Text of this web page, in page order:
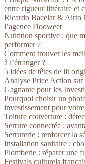
entre rigueur littéraire et
Ricardo Bacelar & Airto
l’agence Dooweet
Nutrition sportive : que
performer ?
Comment trouver les
à l’étranger ?
5 idées de têtes de lit
Analyse Price Action
Gagnante pour les
Pourquoi choisir un
investissement pour
Toiture couverture :
Serrure connectée :
Serrurerie : renforcer la
Installation sanitaire :
Plomberie : réparer une
Festivals culturels